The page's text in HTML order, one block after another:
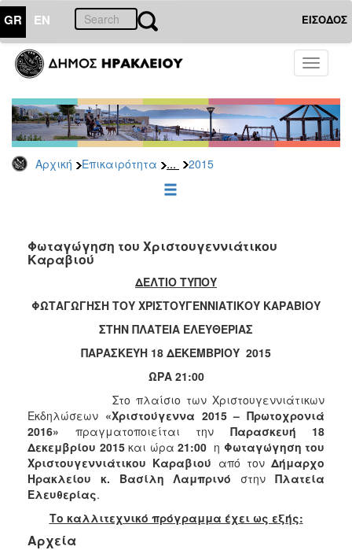
GR EN ΕΙΣΟΔΟΣ
Toggle
Αρχική Επικαιρότητα ... 2015
ΕΠΙΚΑΙΡΟΤΗΤΑ
Τύπου
Αρχείο
2026
2025
2022
2021
2019
2017
2015
2013
2012
2011
2010
2006
Φωταγώγηση του Χριστουγεννιάτικου
Καραβιού
ΔΕΛΤΙΟ ΤΥΠΟΥ
ΦΩΤΑΓΩΓΗΣΗ ΤΟΥ ΧΡΙΣΤΟΥΓΕΝΝΙΑΤΙΚΟΥ ΚΑΡΑΒΙΟΥ
ΣΤΗΝ ΠΛΑΤΕΙΑ ΕΛΕΥΘΕΡΙΑΣ
ΠΑΡΑΣΚΕΥΗ 18 ΔΕΚΕΜΒΡΙΟΥ 2015
ΩΡΑ 21:00
Στο πλαίσιο των Χριστουγεννιάτικων
Εκδηλώσεων «Χριστούγεννα 2015 – Πρωτοχρονιά
2016» πραγματοποιείται την Παρασκευή 18
Δεκεμβρίου 2015 και ώρα 21:00 η Φωταγώγηση του
Χριστουγεννιάτικου Καραβιού από τον Δήμαρχο
Ηρακλείου κ. Βασίλη
Λαμπρινό στηνΠλατεία
Ελευθερίας.
Το καλλιτεχνικό πρόγραμμα έχει ως εξής:
Αρχεία